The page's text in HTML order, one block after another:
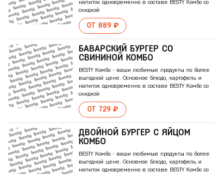
напиток одновременно в составе BESTY Комбо со
скидкой
ОТ 889 ₽
БАВАРСКИЙ БУРГЕР СО
СВИНИНОЙ КОМБО
BESTY Комбо - ваши любимые продукты по более
выгодной цене. Основное блюдо, картофель и
напиток одновременно в составе BESTY Комбо со
скидкой
ОТ 729 ₽
ДВОЙНОЙ БУРГЕР С ЯЙЦОМ
КОМБО
BESTY Комбо - ваши любимые продукты по более
выгодной цене. Основное блюдо, картофель и
напиток одновременно в составе BESTY Комбо со